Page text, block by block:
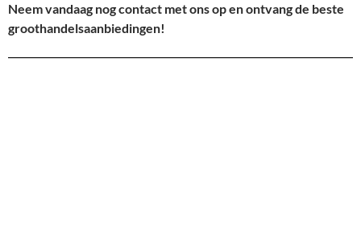
Neem vandaag nog contact met ons op en ontvang de beste
groothandelsaanbiedingen!